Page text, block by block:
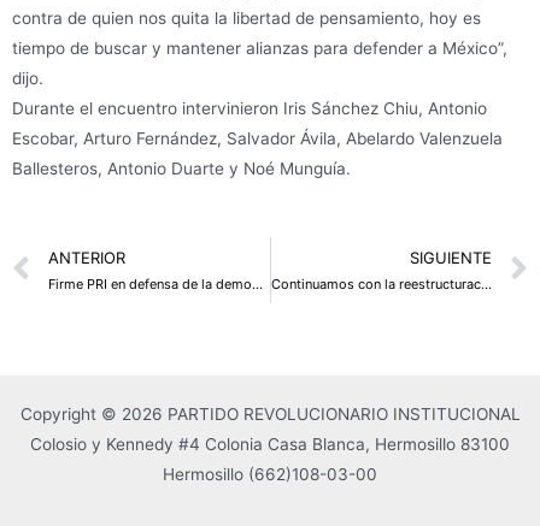
contra de quien nos quita la libertad de pensamiento, hoy es
tiempo de buscar y mantener alianzas para defender a México”,
dijo.
Durante el encuentro intervinieron Iris Sánchez Chiu, Antonio
Escobar, Arturo Fernández, Salvador Ávila, Abelardo Valenzuela
Ballesteros, Antonio Duarte y Noé Munguía.
Prev
ANTERIOR
Firme PRI en defensa de la democracia: Rogelio Díaz Brown
SIGUIENTE
Continuamos con la reestructuración de sectores
Copyright © 2026 PARTIDO REVOLUCIONARIO INSTITUCIONAL
Colosio y Kennedy #4 Colonia Casa Blanca, Hermosillo 83100
Hermosillo (662)108-03-00